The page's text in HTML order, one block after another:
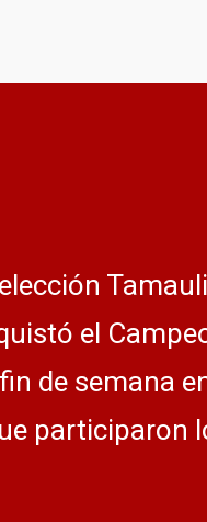
el
de semana
participaron